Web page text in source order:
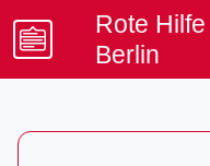
Rote
Berlin